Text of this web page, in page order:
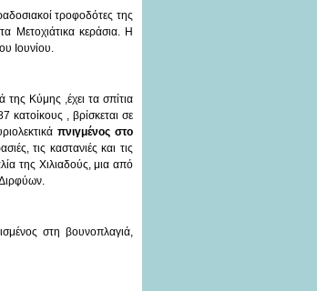
τροφοδότες της
Μετοχιάτικα κεράσια. Η
Ιουνίου.
Κύμης ,έχει τα σπίτια
κατοίκους , βρίσκεται σε
πνιγμένος στο
τις καστανιές και τις
της Χιλιαδούς, μια από
στη βουνοπλαγιά,